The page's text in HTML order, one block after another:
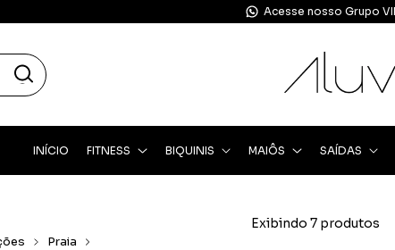
Acesse nosso Grupo
INÍCIO FITNESS BIQUINIS MAIÔS SAÍDAS
Praia
Exibindo 7 produtos